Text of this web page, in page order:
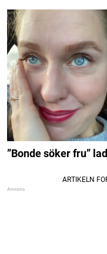
”Bonde söker fru”